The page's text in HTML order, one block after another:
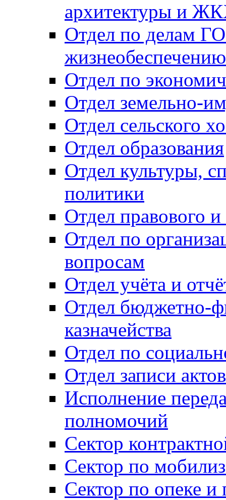
архитектуры и
Отдел по делам
Отдел по
Отдел земельно-
Отдел сельского
Отдел образования
Отдел культуры,
политики
Отдел правового
Отдел по
вопросам
Отдел учёта и
Отдел бюджетно-
казначейства
Отдел по
Отдел записи
Исполнение
полномочий
Сектор
Сектор по
Сектор по опеке и